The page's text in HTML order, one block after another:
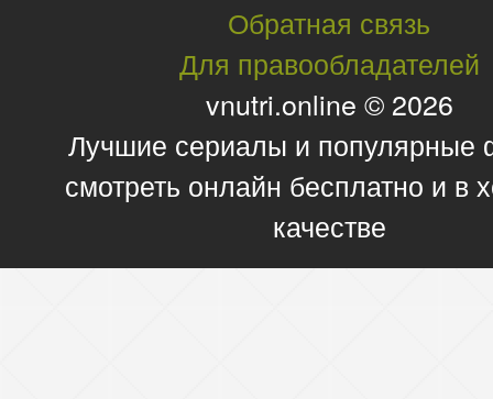
Обратная связь
Для правообладателей
vnutri.online © 2026
Лучшие сериалы и
смотреть онлайн бесплатно и в
качестве